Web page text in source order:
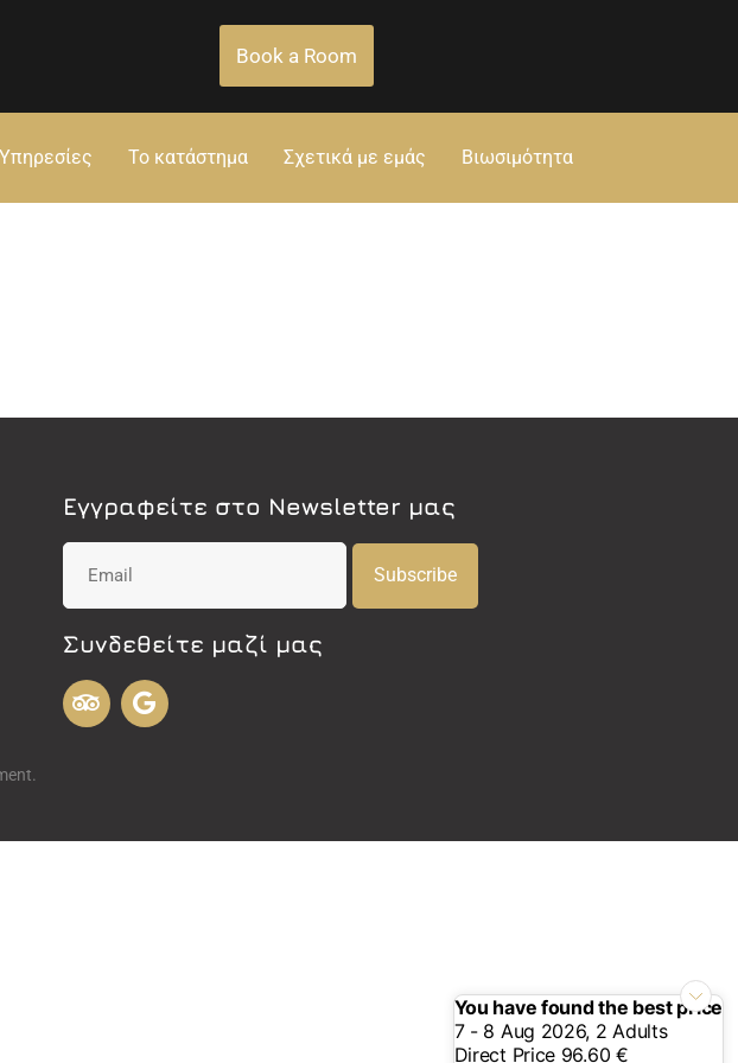
Book a Room
Υπηρεσίες Το κατάστημα Σχετικά με εμάς Βιωσιμότητα
Εγγραφείτε στο Newsletter μας
Subscribe
Συνδεθείτε μαζί μας